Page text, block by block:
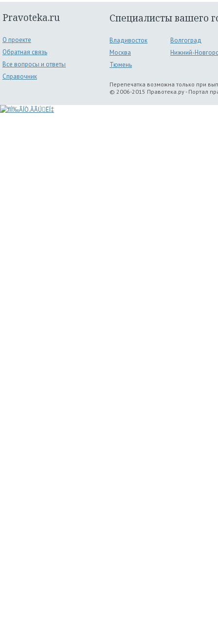
Pravoteka.ru
О проекте
Обратная связь
Все вопросы и ответы
Справочник
Специалисты вашего
Владивосток
Волгоград
Москва
Нижний-
Тюмень
Перепечатка возможна только при
© 2006-2015 Правотека.ру - Портал